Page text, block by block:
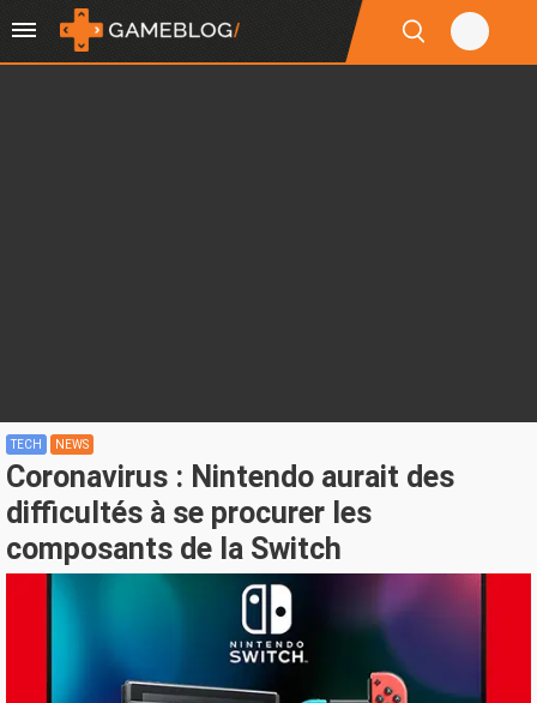
TECH NEWS
Coronavirus : Nintendo aurait des
difficultés à se procurer les
composants de la Switch